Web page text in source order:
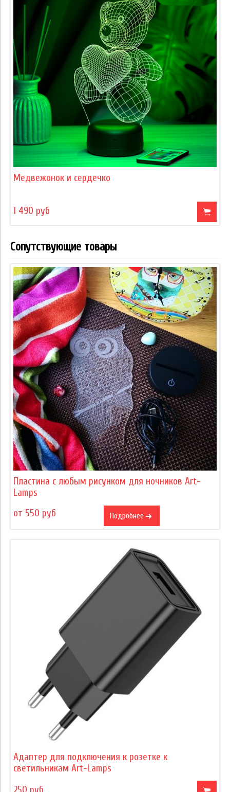
Медвежонок и сердечко
1 490 руб
Сопутствующие товары
Пластина с любым рисунком для ночников Art-
Lamps
от 550 руб
Подробнее
Адаптер для подключения к розетке к
светильникам Art-Lamps